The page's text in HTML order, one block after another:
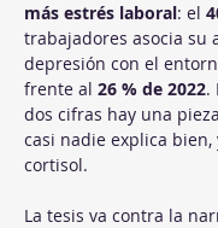
más estrés laboral: el
trabajadores asocia su
depresión con el
frente al 26 % de 2022.
dos cifras hay una
casi nadie explica bien,
cortisol.
La tesis va contra la